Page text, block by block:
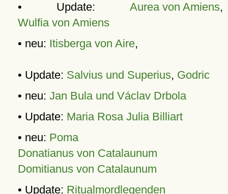
• Update: Aurea von Amiens,
Wulfia von Amiens
• neu: Itisberga von Aire,
• Update: Salvius und Superius, Godric
• neu: Jan Bula und Václav Drbola
• Update: Maria Rosa Julia Billiart
• neu: Poma
Donatianus von Catalaunum
Domitianus von Catalaunum
• Update: Ritualmordlegenden